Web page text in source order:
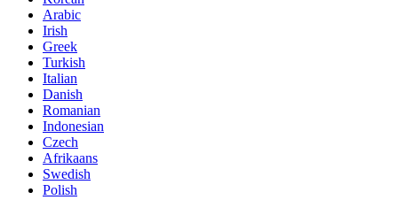
Arabic
Irish
Greek
Turkish
Italian
Danish
Romanian
Indonesian
Czech
Afrikaans
Swedish
Polish